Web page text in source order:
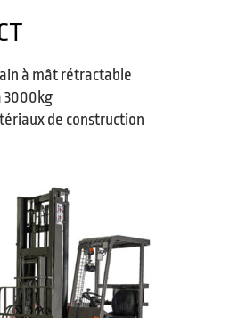
à mât rétractable
3000kg
de construction